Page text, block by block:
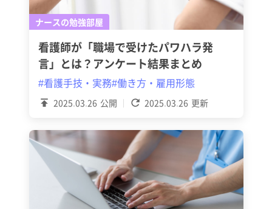
ナースの勉強部屋
2025.03.26 公開 2025.03.26 更新
看護師が「職場で受けたパワハラ発
言」とは？アンケート結果まとめ
#看護手技・実務#働き方・雇用形態